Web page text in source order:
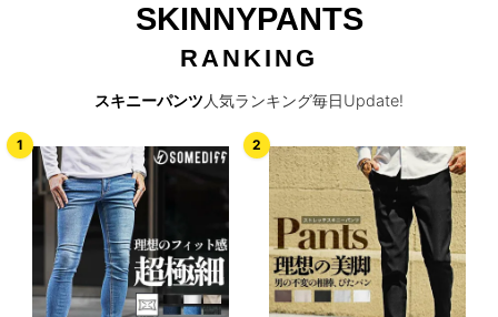
SKINNYPANTS
RANKING
スキニーパンツ 人気ランキング毎日Update!